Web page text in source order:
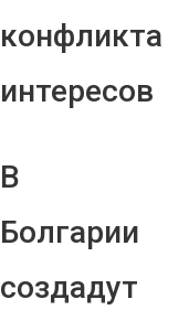
конфликта
интересов
В
Болгарии
создадут